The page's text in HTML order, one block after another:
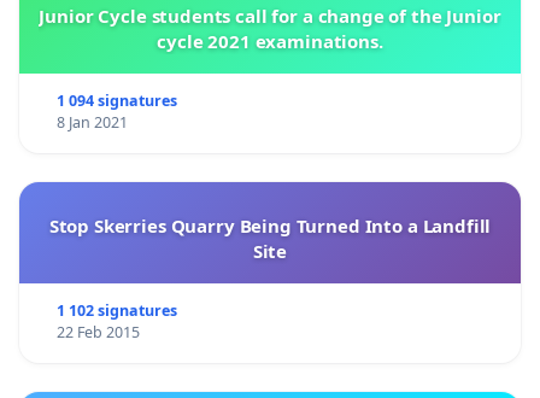
Junior Cycle students call for a change of the Junior
cycle 2021 examinations.
1 094 signatures
8 Jan 2021
Stop Skerries Quarry Being Turned Into a Landfill
Site
1 102 signatures
22 Feb 2015